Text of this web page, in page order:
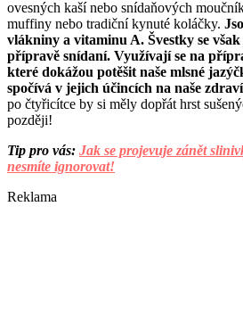
ovesných kaší nebo snídaňových
muffiny nebo tradiční kynuté koláčky.
vlákniny a vitaminu A. Švestky se
přípravě snídaní. Využívají se na
které dokážou potěšit naše mlsné
spočívá v jejich účincích na naše
po čtyřicítce by si měly dopřát hrst
později!
Tip pro vás: Jak se projevuje zánět
nesmíte ignorovat!
Reklama